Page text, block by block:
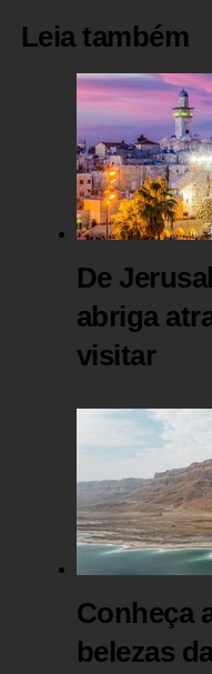
Leia também
De
abriga
visitar
Conheça
belezas